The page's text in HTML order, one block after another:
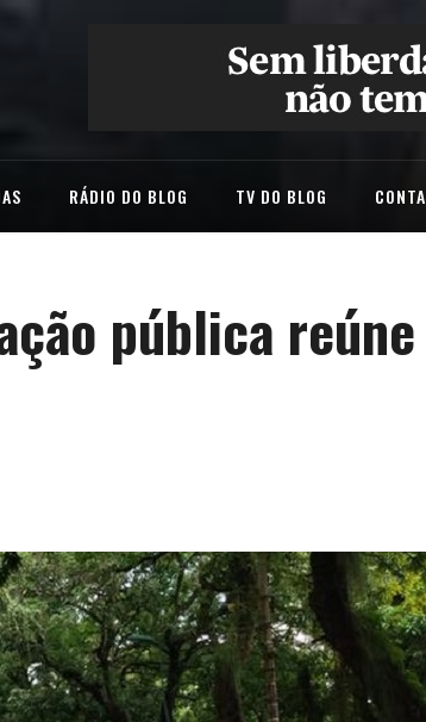
RÁDIO DO BLOG TV DO BLOG
pública